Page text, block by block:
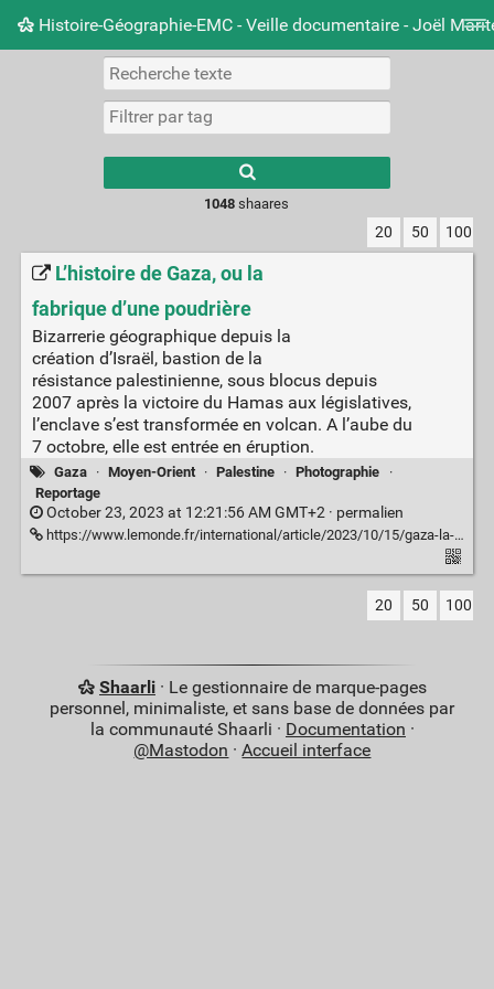
Histoire-Géographie-EMC - Veille documentaire - Joël
Nuage de tags Mur d'images
results.
1048 shaares
20 50 100
L’histoire de Gaza, ou la
fabrique d’une poudrière
Bizarrerie géographique depuis la
création d’Israël, bastion de la
résistance palestinienne, sous blocus depuis
2007 après la victoire du Hamas aux législatives,
l’enclave s’est transformée en volcan. A l’aube du
7 octobre, elle est entrée en éruption.
Gaza · Moyen-Orient · Palestine · Photographie
·
Reportage
October 23, 2023 at 12:21:56 AM GMT+2 · permalien
https://www.lemonde.fr/international/article/2023/10/15/gaza-la-fabrique-d-une-poudriere_6194561_3210.html
20 50 100
Shaarli· Le gestionnaire de marque-pages
personnel, minimaliste, et sans base de données par
la communauté Shaarli · Documentation ·
@Mastodon ·Accueil interface